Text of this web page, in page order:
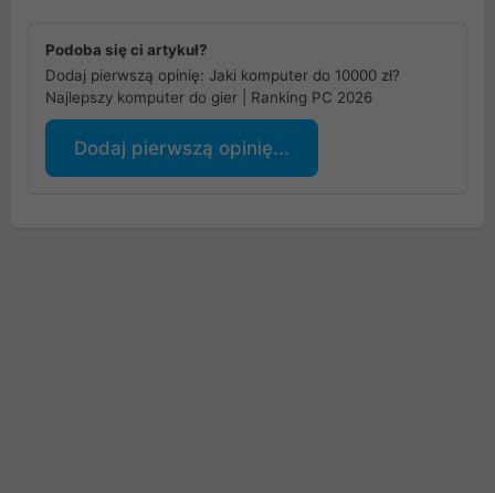
Podoba się ci artykuł?
Dodaj pierwszą opinię: Jaki komputer do 10000 zł?
Najlepszy komputer do gier | Ranking PC 2026
Dodaj pierwszą opinię...